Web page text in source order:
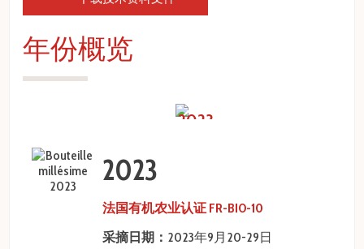
年份概览
2023
2023
法国有机农业认证 FR-BIO-10
采摘日期： 2023年9月20-29日